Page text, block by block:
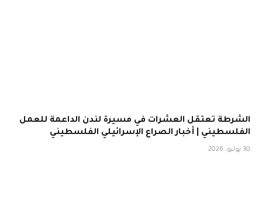
الشرطة تعتقل العشرات في مسيرة لندن الداعمة للعمل
الفلسطيني | أخبار الصراع الإسرائيلي الفلسطيني
30 يوليو، 2026